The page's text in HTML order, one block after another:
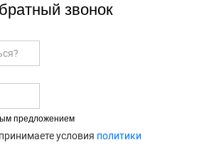
звонок
предложением
условия политики